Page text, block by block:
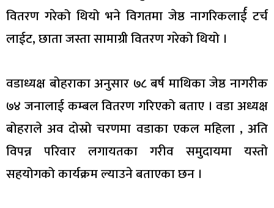
वितरण गरेको थियो भने विगतमा जेष्ठ नागरिकलार्ई टर्च
लाईट, छाता जस्ता सामाग्री वितरण गरेको थियो ।
वडाध्यक्ष बोहराका अनुसार ७८ बर्ष माथिका जेष्ठ नागरीक
७४ जनालाई कम्बल वितरण गरिएको बताए । वडा अध्यक्ष
बोहराले अव दोस्रो चरणमा वडाका एकल महिला , अति
विपन्न परिवार लगायतका गरीव समुदायमा यस्तो
सहयोगको कार्यक्रम ल्याउने बताएका छन ।